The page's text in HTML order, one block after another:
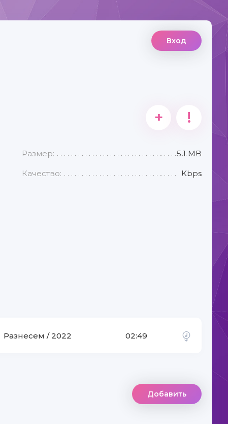
Вход
+ !
Размер: 5.1 MB
Качество: Kbps
Bolalik
Разнесем / 2022 02:49
Добавить